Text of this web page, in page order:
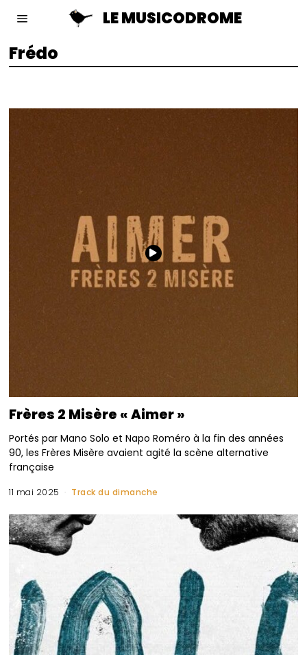
LE MUSICODROME
Frédo
Frères 2 Misère « Aimer »
Portés par Mano Solo et Napo Roméro à la fin des années
90, les Frères Misère avaient agité la scène alternative
française
11 mai 2025 Track du dimanche